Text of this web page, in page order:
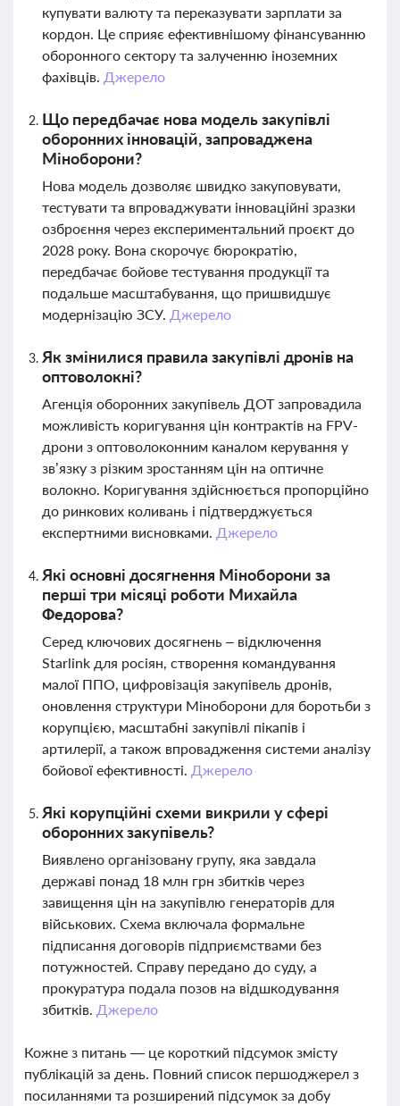
купувати валюту та переказувати зарплати за
кордон. Це сприяє ефективнішому фінансуванню
оборонного сектору та залученню іноземних
фахівців. Джерело
Що передбачає нова модель закупівлі
оборонних інновацій, запроваджена
Міноборони?
Нова модель дозволяє швидко закуповувати,
тестувати та впроваджувати інноваційні зразки
озброєння через експериментальний проєкт до
2028 року. Вона скорочує бюрократію,
передбачає бойове тестування продукції та
подальше масштабування, що пришвидшує
модернізацію ЗСУ. Джерело
Як змінилися правила закупівлі дронів на
оптоволокні?
Агенція оборонних закупівель ДОТ запровадила
можливість коригування цін контрактів на FPV-
дрони з оптоволоконним каналом керування у
зв’язку з різким зростанням цін на оптичне
волокно. Коригування здійснюється пропорційно
до ринкових коливань і підтверджується
експертними висновками. Джерело
Які основні досягнення Міноборони за
перші три місяці роботи Михайла
Федорова?
Серед ключових досягнень – відключення
Starlink для росіян, створення командування
малої ППО, цифровізація закупівель дронів,
оновлення структури Міноборони для боротьби з
корупцією, масштабні закупівлі пікапів і
артилерії, а також впровадження системи аналізу
бойової ефективності. Джерело
Які корупційні схеми викрили у сфері
оборонних закупівель?
Виявлено організовану групу, яка завдала
державі понад 18 млн грн збитків через
завищення цін на закупівлю генераторів для
військових. Схема включала формальне
підписання договорів підприємствами без
потужностей. Справу передано до суду, а
прокуратура подала позов на відшкодування
збитків. Джерело
Кожне з питань — це короткий підсумок змісту
публікацій за день. Повний список першоджерел з
посиланнями та розширений підсумок за добу